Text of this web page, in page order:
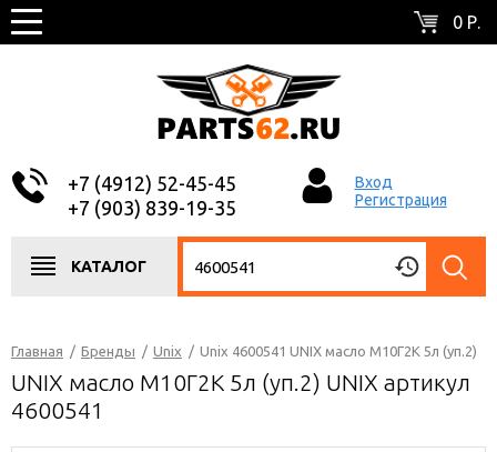
0 Р.
+7 (4912) 52-45-45
+7 (903) 839-19-35
Вход
Регистрация
КАТАЛОГ
Главная / Бренды / Unix / Unix 4600541 UNIX масло М10Г2К 5л (уп.2)
UNIX масло М10Г2К 5л (уп.2) UNIX артикул
4600541